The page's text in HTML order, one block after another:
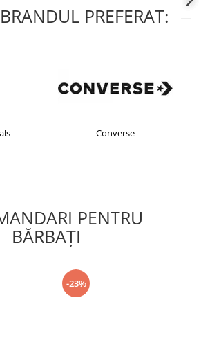
PREFERAT:
Converse
PENTRU
BĂRBAŢI
-23%